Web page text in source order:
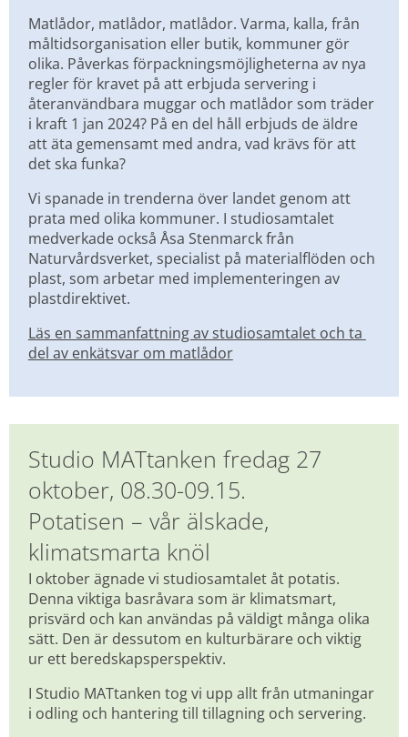
Matlådor, matlådor, matlådor. Varma, kalla, från
måltidsorganisation eller butik, kommuner gör
olika. Påverkas förpackningsmöjligheterna av nya
regler för kravet på att erbjuda servering i
återanvändbara muggar och matlådor som träder
i kraft 1 jan 2024? På en del håll erbjuds de äldre
att äta gemensamt med andra, vad krävs för att
det ska funka?
Vi spanade in trenderna över landet genom att
prata med olika kommuner. I studiosamtalet
medverkade också Åsa Stenmarck från
Naturvårdsverket, specialist på materialflöden och
plast, som arbetar med implementeringen av
plastdirektivet.
Läs en sammanfattning av studiosamtalet och ta
del av enkätsvar om matlådor
Studio MATtanken fredag 27
oktober, 08.30-09.15.
Potatisen – vår älskade,
klimatsmarta knöl
I oktober ägnade vi studiosamtalet åt potatis.
Denna viktiga basråvara som är klimatsmart,
prisvärd och kan användas på väldigt många olika
sätt. Den är dessutom en kulturbärare och viktig
ur ett beredskapsperspektiv.
I Studio MATtanken tog vi upp allt från utmaningar
i odling och hantering till tillagning och servering.